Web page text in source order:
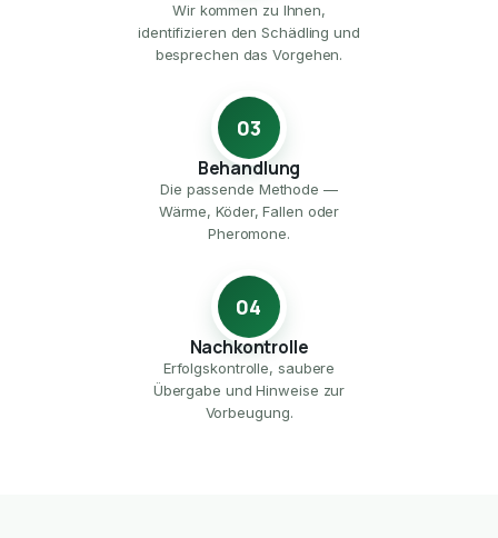
Wir kommen zu Ihnen,
identifizieren den Schädling und
besprechen das Vorgehen.
03
Behandlung
Die passende Methode —
Wärme, Köder, Fallen oder
Pheromone.
04
Nachkontrolle
Erfolgskontrolle, saubere
Übergabe und Hinweise zur
Vorbeugung.